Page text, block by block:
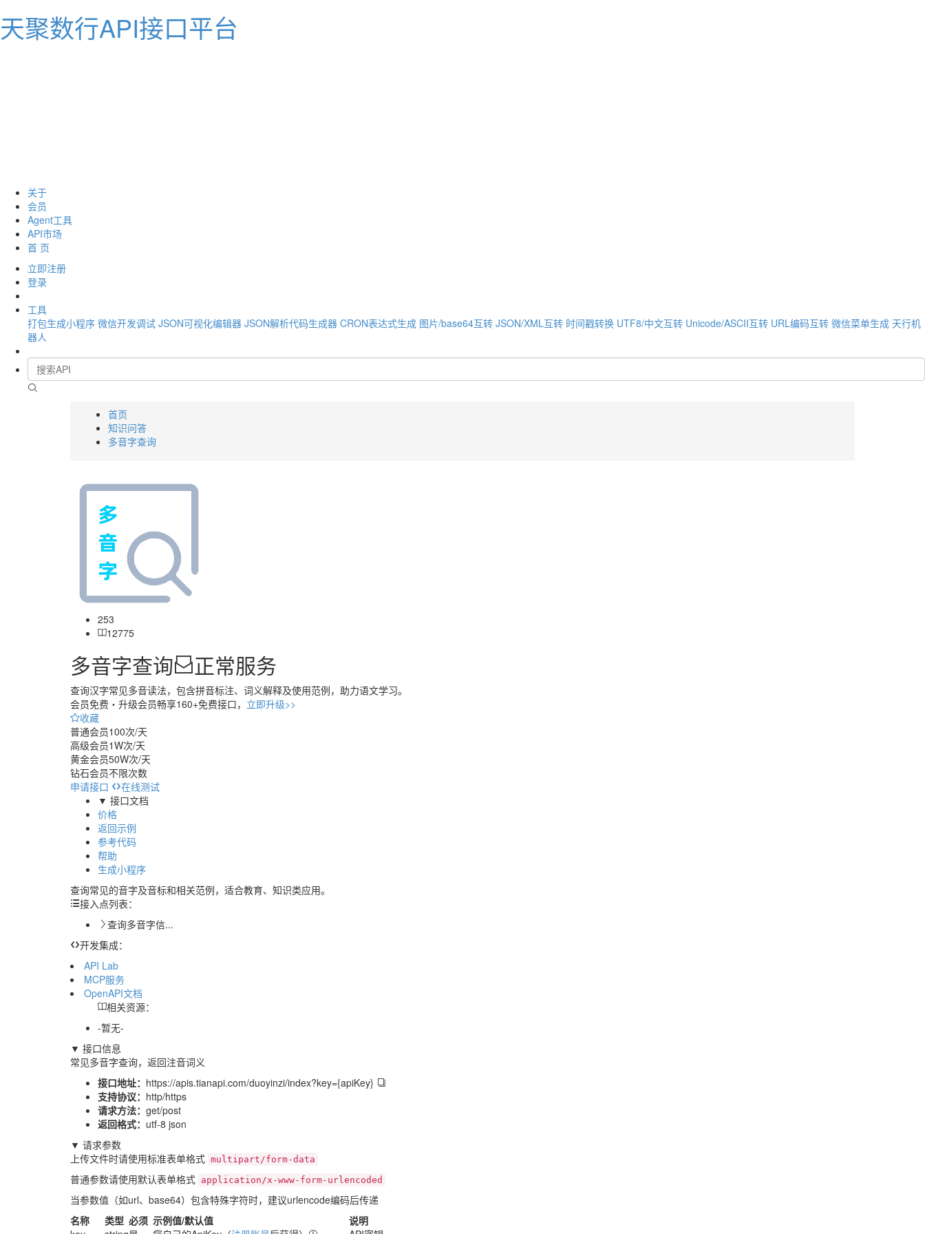
天聚数行API接口平台
关于
会员
Agent工具
API市场
首 页
立即注册
登录
工具
打包生成小程序 微信开发调试 JSON可视化编辑器 JSON解析代码生成器 CRON表达式生成 图片/base64互转 JSON/XML互转 时间戳转换 UTF8/中文互转 Unicode/ASCII互转 URL编码互转 微信菜单生成 天行机
器人
首页
知识问答
多音字查询
253
12775
多音字查询 正常服务
查询汉字常见多音读法，包含拼音标注、词义解释及使用范例，助力语文学习。
会员免费・ 升级会员畅享160+免费接口， 立即升级>>
收藏
普通会员100次/天
高级会员1W次/天
黄金会员50W次/天
钻石会员不限次数
申请接口
在线测试
▼ 接口文档
价格
返回示例
参考代码
帮助
生成小程序
查询常见的音字及音标和相关范例，适合教育、知识类应用。
接入点列表：
查询多音字信...
开发集成：
API Lab
MCP服务
OpenAPI文档
相关资源：
-暂无-
▼ 接口信息
常见多音字查询，返回注音词义
接口地址： https://apis.tianapi.com/duoyinzi/index?key={apiKey}
支持协议： http/https
请求方法： get/post
返回格式： utf-8 json
▼ 请求参数
上传文件时请使用标准表单格式 multipart/form-data
普通参数请使用默认表单格式 application/x-www-form-urlencoded
当参数值（如url、base64）包含特殊字符时，建议urlencode编码后传递
名称
类型 必须 示例值/默认值
说明